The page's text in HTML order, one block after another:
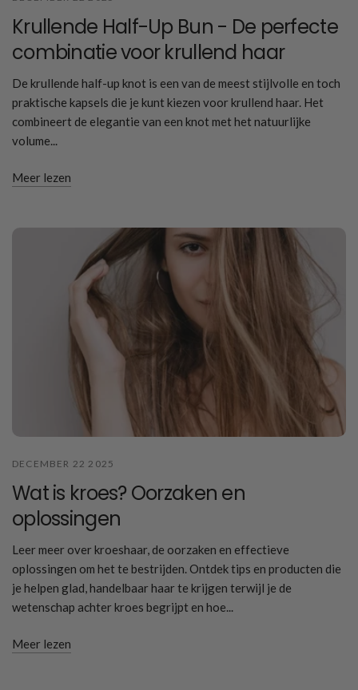
Krullende Half-Up Bun - De perfecte
combinatie voor krullend haar
De krullende half-up knot is een van de meest stijlvolle en toch
praktische kapsels die je kunt kiezen voor krullend haar. Het
combineert de elegantie van een knot met het natuurlijke
volume...
Meer lezen
DECEMBER 22 2025
Wat is kroes? Oorzaken en
oplossingen
Leer meer over kroeshaar, de oorzaken en effectieve
oplossingen om het te bestrijden. Ontdek tips en producten die
je helpen glad, handelbaar haar te krijgen terwijl je de
wetenschap achter kroes begrijpt en hoe...
Meer lezen